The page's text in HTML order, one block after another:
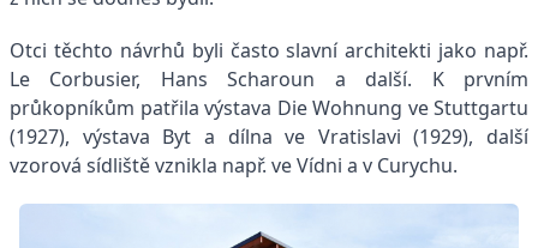
Otci těchto návrhů byli často slavní architekti jako např.
Le Corbusier, Hans Scharoun a další. K prvním
průkopníkům patřila výstava Die Wohnung ve Stuttgartu
(1927), výstava Byt a dílna ve Vratislavi (1929), další
vzorová sídliště vznikla např. ve Vídni a v Curychu.